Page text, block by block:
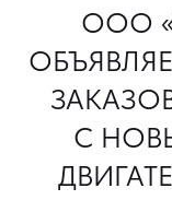
ООО
С